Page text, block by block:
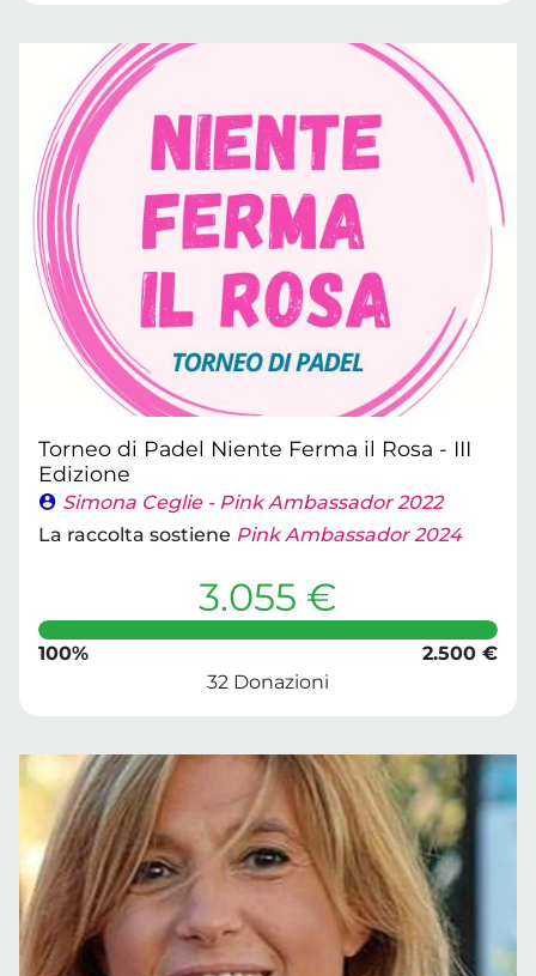
Torneo di Padel Niente Ferma il Rosa - III
Edizione
Simona Ceglie - Pink Ambassador 2022
La raccolta sostiene Pink Ambassador 2024
3.055 €
100%
2.500 €
32 Donazioni